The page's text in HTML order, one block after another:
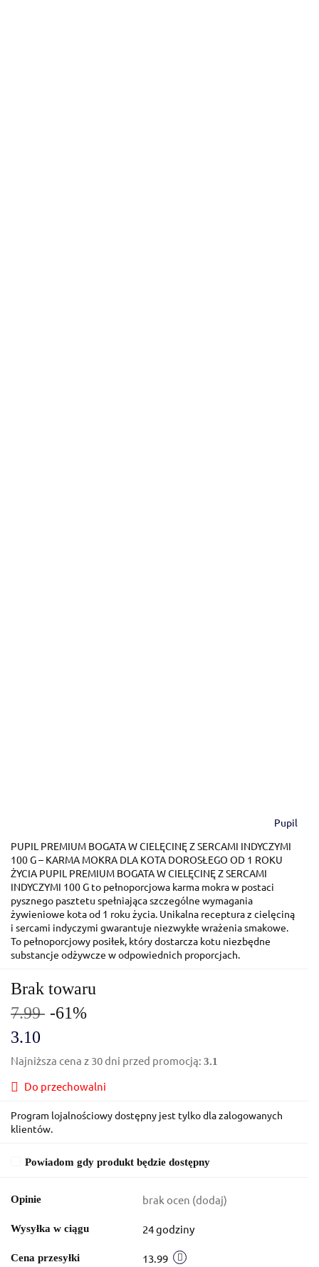
Pupil
PUPIL PREMIUM BOGATA W CIELĘCINĘ Z SERCAMI INDYCZYMI
100 G – KARMA MOKRA DLA KOTA DOROSŁEGO OD 1 ROKU
ŻYCIA PUPIL PREMIUM BOGATA W CIELĘCINĘ Z SERCAMI
INDYCZYMI 100 G to pełnoporcjowa karma mokra w postaci
pysznego pasztetu spełniająca szczególne wymagania
żywieniowe kota od 1 roku życia. Unikalna receptura z cielęciną
i sercami indyczymi gwarantuje niezwykłe wrażenia smakowe.
To pełnoporcjowy posiłek, który dostarcza kotu niezbędne
substancje odżywcze w odpowiednich proporcjach.
Brak towaru
7.99 -61%
3.10
Najniższa cena z 30 dni przed promocją: 3.1
Do przechowalni
Program lojalnościowy dostępny jest tylko dla zalogowanych
klientów.
Powiadom gdy produkt będzie dostępny
Opinie brak ocen (dodaj)
Wysyłka w ciągu 24 godziny
Cena przesyłki 13.99